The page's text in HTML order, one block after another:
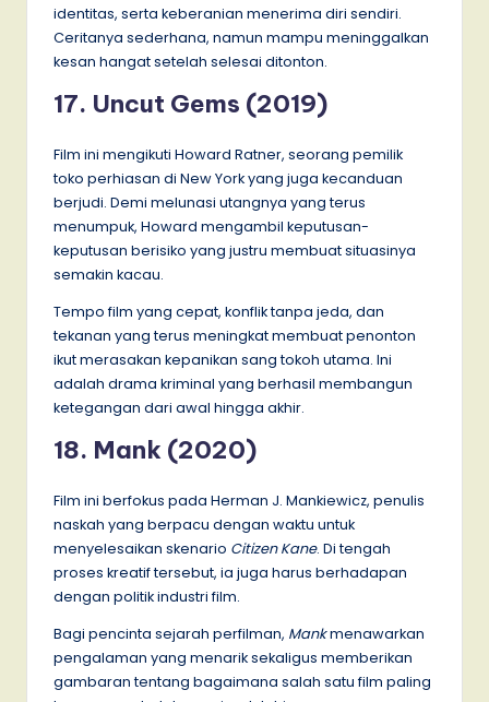
identitas, serta keberanian menerima diri sendiri.
Ceritanya sederhana, namun mampu meninggalkan
kesan hangat setelah selesai ditonton.
17. Uncut Gems (2019)
Film ini mengikuti Howard Ratner, seorang pemilik
toko perhiasan di New York yang juga kecanduan
berjudi. Demi melunasi utangnya yang terus
menumpuk, Howard mengambil keputusan-
keputusan berisiko yang justru membuat situasinya
semakin kacau.
Tempo film yang cepat, konflik tanpa jeda, dan
tekanan yang terus meningkat membuat penonton
ikut merasakan kepanikan sang tokoh utama. Ini
adalah drama kriminal yang berhasil membangun
ketegangan dari awal hingga akhir.
18. Mank (2020)
Film ini berfokus pada Herman J. Mankiewicz, penulis
naskah yang berpacu dengan waktu untuk
menyelesaikan skenario Citizen Kane. Di tengah
proses kreatif tersebut, ia juga harus berhadapan
dengan politik industri film.
Bagi pencinta sejarah perfilman, Mankmenawarkan
pengalaman yang menarik sekaligus memberikan
gambaran tentang bagaimana salah satu film paling